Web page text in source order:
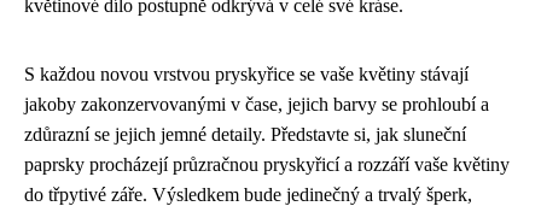
květinové dílo postupně odkrývá v celé své kráse.
S každou novou vrstvou pryskyřice se vaše květiny stávají
jakoby zakonzervovanými v čase, jejich barvy se prohloubí a
zdůrazní se jejich jemné detaily. Představte si, jak sluneční
paprsky procházejí průzračnou pryskyřicí a rozzáří vaše květiny
do třpytivé záře. Výsledkem bude jedinečný a trvalý šperk,